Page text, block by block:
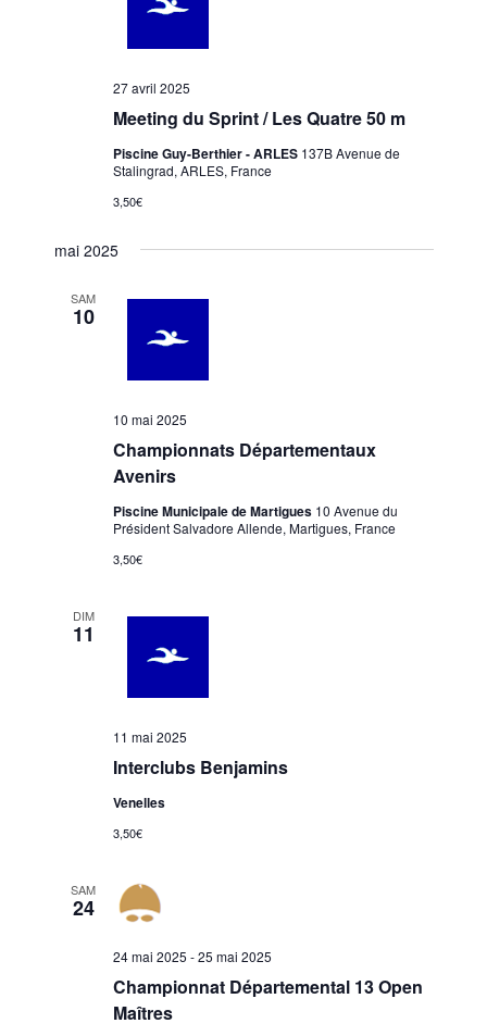
Meeting du Sprint / Les Quatre 50 m
27 avril 2025
Piscine Guy-Berthier - ARLES 137B Avenue de
Stalingrad, ARLES, France
3,50€
mai 2025
SAM
10
Championnats Départementaux
Avenirs
10 mai 2025
Piscine Municipale de Martigues 10 Avenue du
Président Salvadore Allende, Martigues, France
3,50€
DIM
11
Interclubs Benjamins
11 mai 2025
Venelles
3,50€
SAM
24
Championnat Départemental 13 Open
Maîtres
24 mai 2025 -25 mai 2025